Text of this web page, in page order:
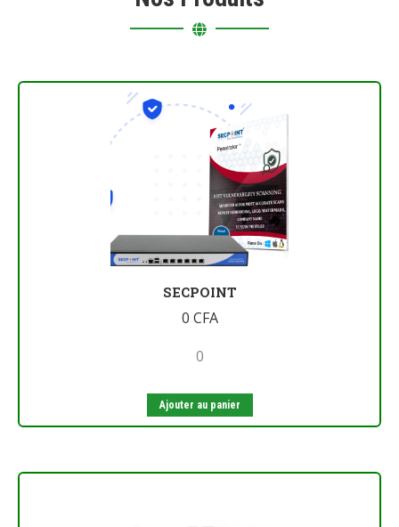
SECPOINT
0 CFA
0
Ajouter au panier